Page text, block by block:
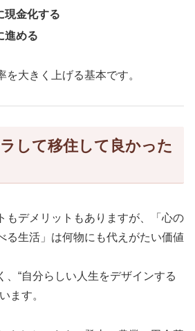
現金化する
進める
を大きく上げる基本です。
して移住して良かった
もデメリットもありますが、「心の
る生活」は何物にも代えがたい価値
、“自分らしい人生をデザインする
ます。